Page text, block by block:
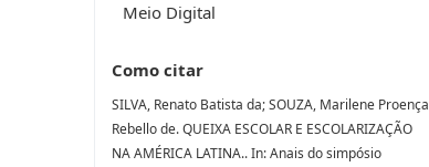
Meio Digital
Como citar
SILVA, Renato Batista da; SOUZA, Marilene Proença
Rebello de. QUEIXA ESCOLAR E ESCOLARIZAÇÃO
NA AMÉRICA LATINA.. In: Anais do simpósio